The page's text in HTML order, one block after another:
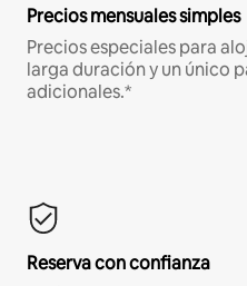
Precios mensuales simples
Precios especiales para
larga duración y un único
adicionales.*
Reserva con confianza